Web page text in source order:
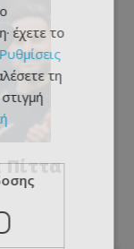
Πίττα
έχετε το
Ρυθμίσεις
τη